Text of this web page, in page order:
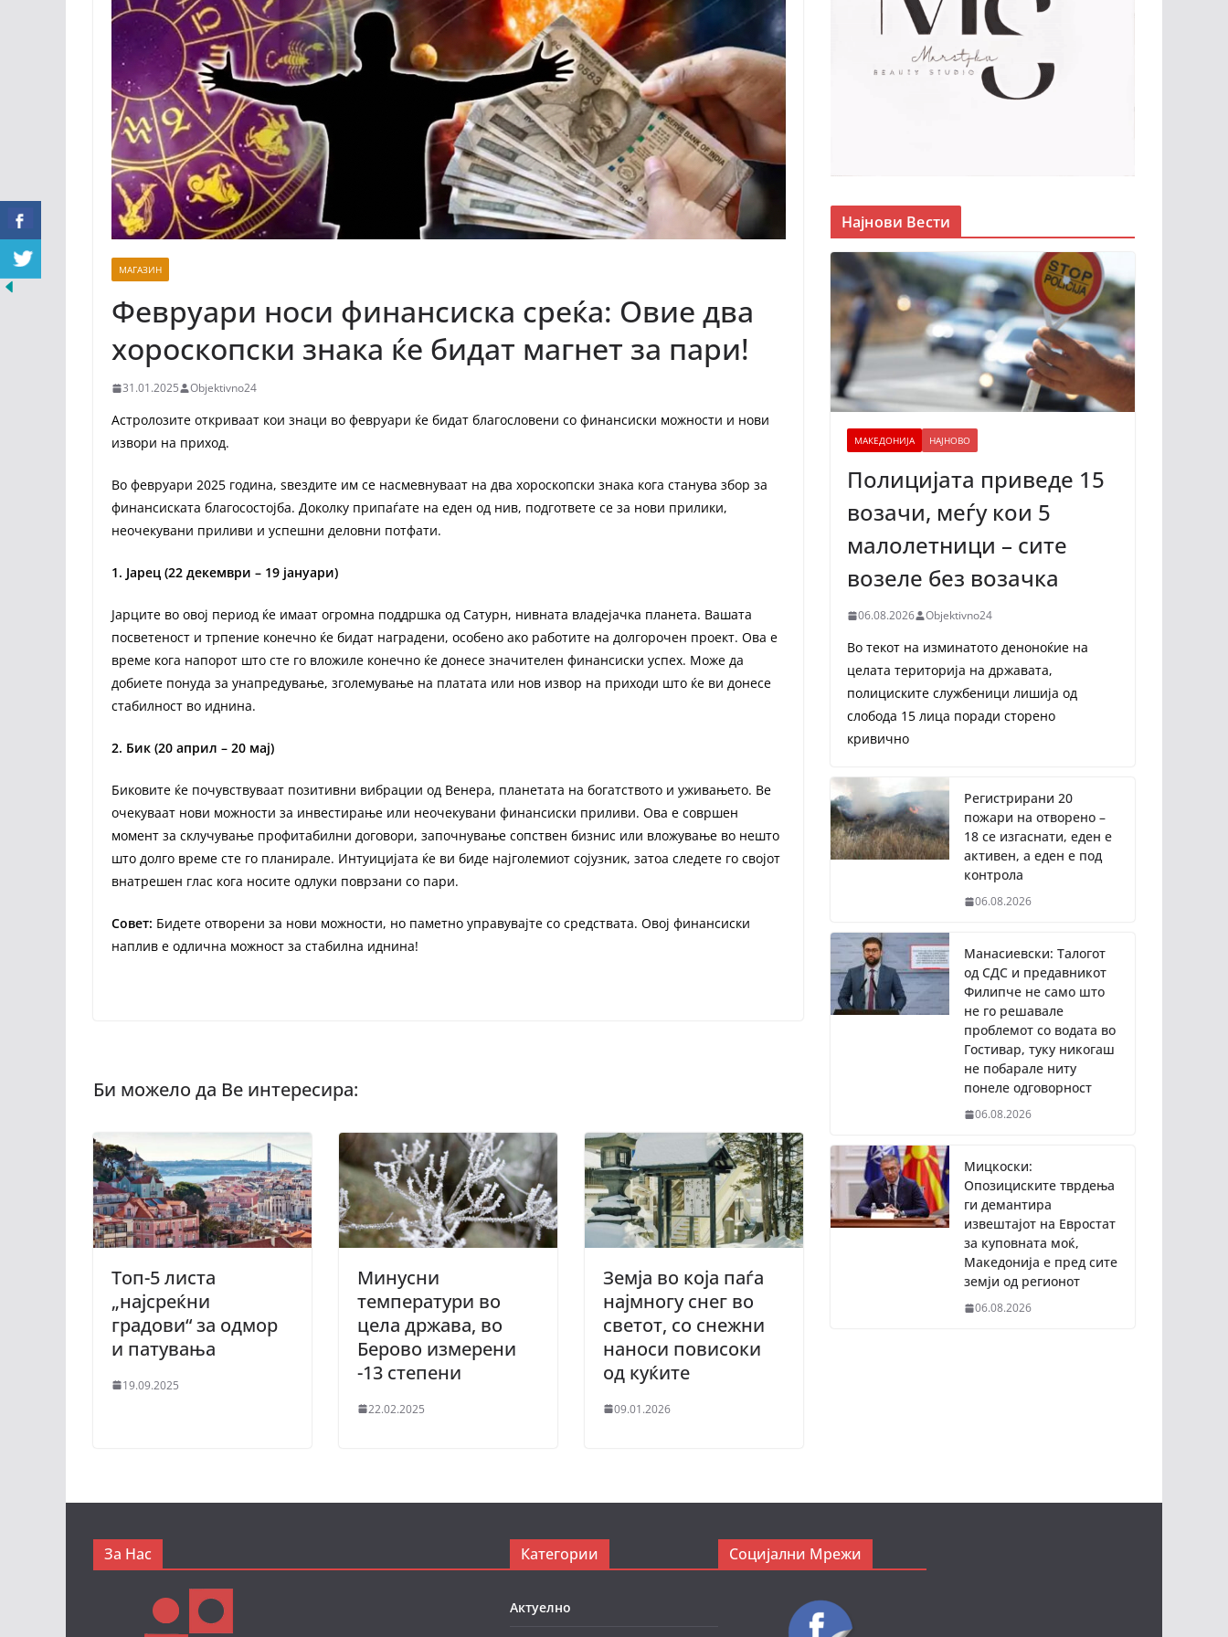
МАГАЗИН
Февруари носи финансиска среќа: Овие два
хороскопски знака ќе бидат магнет за пари!
31.01.2025 Objektivno24
Астролозите откриваат кои знаци во февруари ќе бидат благословени со финансиски можности и нови
извори на приход.
Во февруари 2025 година, ѕвездите им се насмевнуваат на два хороскопски знака кога станува збор за
финансиската благосостојба. Доколку припаѓате на еден од нив, подгответе се за нови прилики,
неочекувани приливи и успешни деловни потфати.
1. Јарец (22 декември – 19 јануари)
Јарците во овој период ќе имаат огромна поддршка од Сатурн, нивната владејачка планета. Вашата
посветеност и трпение конечно ќе бидат наградени, особено ако работите на долгорочен проект. Ова е
време кога напорот што сте го вложиле конечно ќе донесе значителен финансиски успех. Може да
добиете понуда за унапредување, зголемување на платата или нов извор на приходи што ќе ви донесе
стабилност во иднина.
2. Бик (20 април – 20 мај)
Биковите ќе почувствуваат позитивни вибрации од Венера, планетата на богатството и уживањето. Ве
очекуваат нови можности за инвестирање или неочекувани финансиски приливи. Ова е совршен
момент за склучување профитабилни договори, започнување сопствен бизнис или вложување во нешто
што долго време сте го планирале. Интуицијата ќе ви биде најголемиот сојузник, затоа следете го својот
внатрешен глас кога носите одлуки поврзани со пари.
Совет: Бидете отворени за нови можности, но паметно управувајте со средствата. Овој финансиски
наплив е одлична можност за стабилна иднина!
Топ-5 листа
„најсреќни
градови“ за одмор
и патувања
19.09.2025
Минусни
температури во
цела држава, во
Берово измерени
-13 степени
22.02.2025
Земја во која паѓа
најмногу снег во
светот, со снежни
наноси повисоки
од куќите
09.01.2026
Најнови Вести
МАКЕДОНИЈА НАЈНОВО
Полицијата приведе 15
возачи, меѓу кои 5
малолетници – сите
возеле без возачка
06.08.2026 Objektivno24
Во текот на изминатото деноноќие на
целата територија на државата,
полициските службеници лишија од
слобода 15 лица поради сторено
кривично
Регистрирани 20
пожари на отворено –
18 се изгаснати, еден е
активен, а еден е под
контрола
06.08.2026
Манасиевски: Талогот
од СДС и предавникот
Филипче не само што
не го решавале
проблемот со водата во
Гостивар, туку никогаш
не побарале ниту
понеле одговорност
06.08.2026
Мицкоски:
Опозициските тврдења
ги демантира
извештајот на Евростат
за куповната моќ,
Македонија е пред сите
земји од регионот
06.08.2026
За Нас Категории
Актуелно
Социјални Мрежи